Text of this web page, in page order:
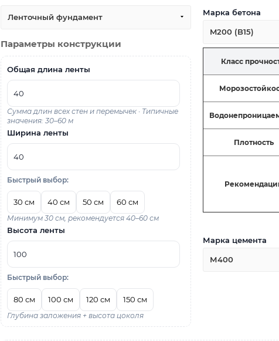
Ленточный фундамент
Параметры конструкции
Общая длина ленты
Сумма длин всех стен и перемычек · Типичные
значения: 30–60 м
Ширина ленты
Быстрый выбор:
30 см 40 см 50 см 60 см
Минимум 30 см, рекомендуется 40–60 см
Высота ленты
Быстрый выбор:
80 см 100 см 120 см 150 см
Глубина заложения + высота цоколя
Марка бетона
M200 (B15)
Класс
Плотность
Марка цемента
М400